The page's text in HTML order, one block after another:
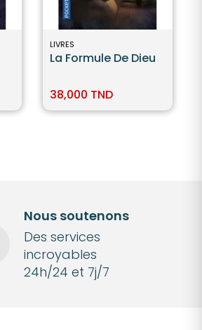
LIVRES
La Formule De Dieu
38,000 TND
Nous soutenons
Des services
incroyables
24h/24 et 7j/7